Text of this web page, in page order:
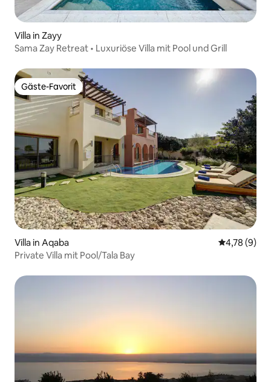
Villa in Zayy
Sama Zay Retreat • Luxuriöse Villa mit Pool und Grill
Gäste-Favorit
Gäste-Favorit
Villa in Aqaba
4,78 (9)
Private Villa mit Pool/Tala Bay